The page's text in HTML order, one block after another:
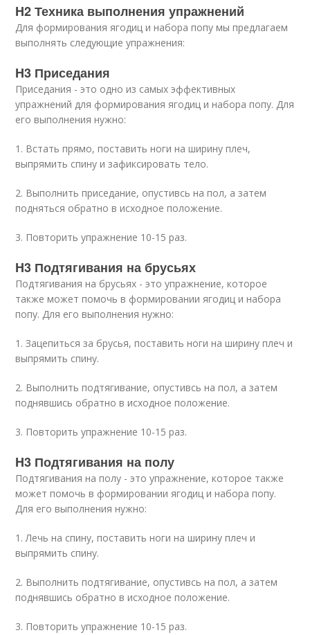
H2 Техника выполнения упражнений
Для формирования ягодиц и набора попу мы предлагаем
выполнять следующие упражнения:
H3 Приседания
Приседания - это одно из самых эффективных
упражнений для формирования ягодиц и набора попу. Для
его выполнения нужно:
1. Встать прямо, поставить ноги на ширину плеч,
выпрямить спину и зафиксировать тело.
2. Выполнить приседание, опустивсь на пол, а затем
подняться обратно в исходное положение.
3. Повторить упражнение 10-15 раз.
H3 Подтягивания на брусьях
Подтягивания на брусьях - это упражнение, которое
также может помочь в формировании ягодиц и набора
попу. Для его выполнения нужно:
1. Зацепиться за брусья, поставить ноги на ширину плеч и
выпрямить спину.
2. Выполнить подтягивание, опустивсь на пол, а затем
поднявшись обратно в исходное положение.
3. Повторить упражнение 10-15 раз.
H3 Подтягивания на полу
Подтягивания на полу - это упражнение, которое также
может помочь в формировании ягодиц и набора попу.
Для его выполнения нужно:
1. Лечь на спину, поставить ноги на ширину плеч и
выпрямить спину.
2. Выполнить подтягивание, опустивсь на пол, а затем
поднявшись обратно в исходное положение.
3. Повторить упражнение 10-15 раз.